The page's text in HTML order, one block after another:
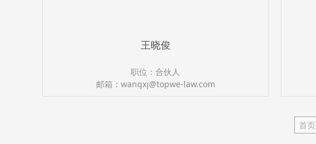
王晓俊
职位：合伙人
邮箱：wangxj@topwe-law.com
首页